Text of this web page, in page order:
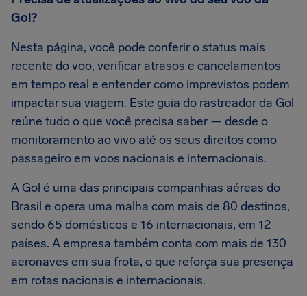
Gol?
Nesta página, você pode conferir o status mais
recente do voo, verificar atrasos e cancelamentos
em tempo real e entender como imprevistos podem
impactar sua viagem. Este guia do rastreador da Gol
reúne tudo o que você precisa saber — desde o
monitoramento ao vivo até os seus direitos como
passageiro em voos nacionais e internacionais.
A Gol é uma das principais companhias aéreas do
Brasil e opera uma malha com mais de 80 destinos,
sendo 65 domésticos e 16 internacionais, em 12
países. A empresa também conta com mais de 130
aeronaves em sua frota, o que reforça sua presença
em rotas nacionais e internacionais.